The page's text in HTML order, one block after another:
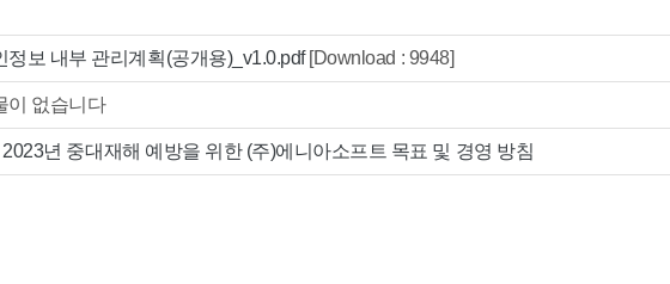
정보 내부 관리계획(공개용)_v1.0.pdf[Download : 9948]
이 없습니다
2023년 중대재해 예방을 위한 (주)에니아소프트 목표 및 경영 방침